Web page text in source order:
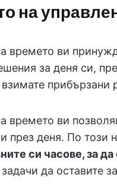
на
времето ви
за деня си,
взимате
времето ви
през деня. По този
си часове, за
да оставите